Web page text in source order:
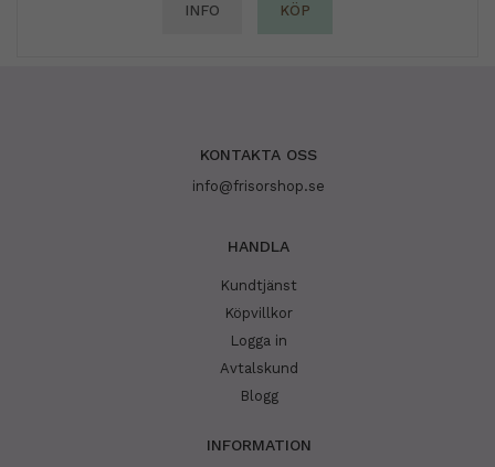
INFO KÖP
KONTAKTA OSS
info@frisorshop.se
HANDLA
Kundtjänst
Köpvillkor
Logga in
Avtalskund
Blogg
INFORMATION